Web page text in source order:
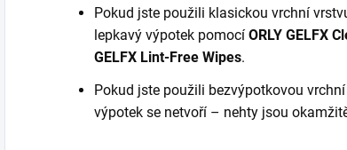
Pokud jste použili klasickou vrchní
lepkavý výpotek pomocí ORLY GELFX
GELFX Lint-Free Wipes.
Pokud jste použili bezvýpotkovou
výpotek se netvoří – nehty jsou